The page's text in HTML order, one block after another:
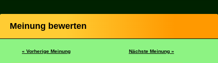
Meinung bewerten
« Vorherige Meinung Nächste Meinung »